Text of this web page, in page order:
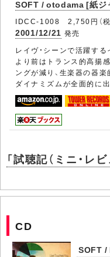
SOFT / otodama [紙ジ
IDCC-1008 2,750円（税
2001/12/21 発売
レイヴ・シーンで活躍する
より前はトランス的高揚
ングが減り、生楽器の器
ダイナミズムが全面的に
「試聴記（ミニ・レ
CD
SOFT